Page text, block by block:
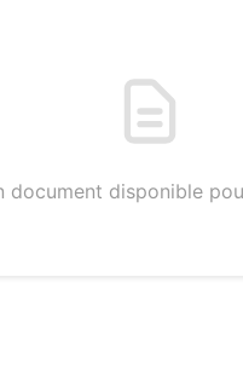
document disponible